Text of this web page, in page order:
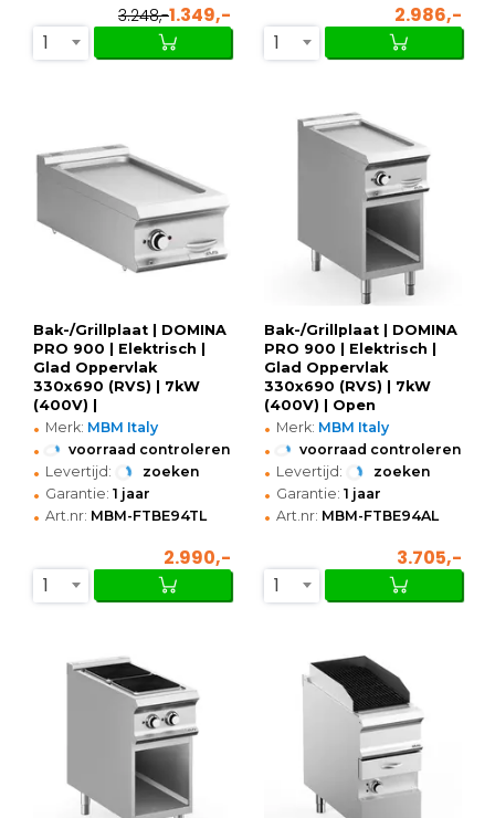
3.248,-1.349,-
1
2.986,-
1
Bak-/Grillplaat | DOMINA
PRO 900 | Elektrisch |
Glad Oppervlak
330x690 (RVS) | 7kW
(400V) |
400x900x250(h)mm
• Merk: MBM Italy
• voorraad controleren
• Levertijd: zoeken
• Garantie: 1 jaar
• Art.nr: MBM-FTBE94TL
2.990,-
1
Bak-/Grillplaat | DOMINA
PRO 900 | Elektrisch |
Glad Oppervlak
330x690 (RVS) | 7kW
(400V) | Open
Onderkast |
400x900x850(h)mm
• Merk: MBM Italy
• voorraad controleren
• Levertijd: zoeken
• Garantie: 1 jaar
• Art.nr: MBM-FTBE94AL
3.705,-
1